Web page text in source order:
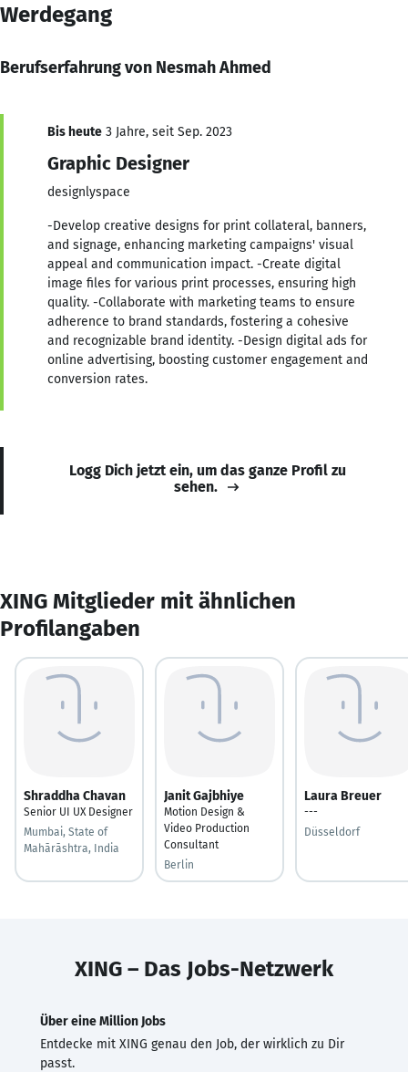
Werdegang
Berufserfahrung von Nesmah Ahmed
Bis heute 3 Jahre, seit Sep. 2023
Graphic Designer
designlyspace
-Develop creative designs for print collateral, banners,
and signage, enhancing marketing campaigns' visual
appeal and communication impact. -Create digital
image files for various print processes, ensuring high
quality. -Collaborate with marketing teams to ensure
adherence to brand standards, fostering a cohesive
and recognizable brand identity. -Design digital ads for
online advertising, boosting customer engagement and
conversion rates.
Logg Dich jetzt ein, um das ganze Profil zu
sehen.
XING Mitglieder mit ähnlichen
Profilangaben
Shraddha Chavan
Senior UI UX Designer
Mumbai, State of
Mahārāshtra, India
Janit Gajbhiye
Motion Design &
Video Production
Consultant
Berlin
Laura Breuer
---
Düsseldorf
XING – Das Jobs-Netzwerk
Über eine Million Jobs
Entdecke mit XING genau den Job, der wirklich zu Dir
passt.